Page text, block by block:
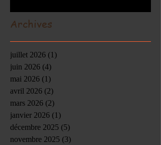
Archives
juillet 2026 (1)
juin 2026 (4)
mai 2026 (1)
avril 2026 (2)
mars 2026 (2)
janvier 2026 (1)
décembre 2025 (5)
novembre 2025 (3)